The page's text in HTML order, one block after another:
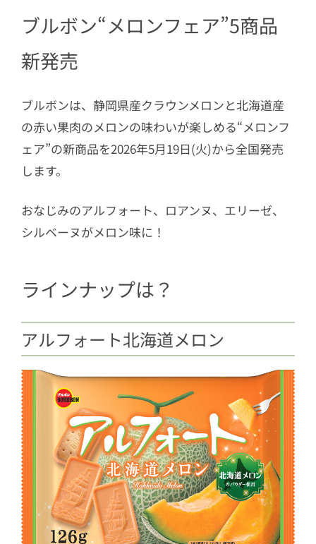
2.5
アルフォートミニチョコレートク
ラウンメロン
ブルボン“メロンフェア”5商品
新発売
ブルボンは、静岡県産クラウンメロンと北海道産
の赤い果肉のメロンの味わいが楽しめる“メロンフ
ェア”の新商品を2026年5月19日(火)から全国発売
します。
おなじみのアルフォート、ロアンヌ、エリーゼ、
シルベーヌがメロン味に！
ラインナップは？
アルフォート北海道メロン